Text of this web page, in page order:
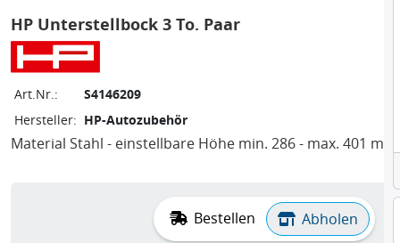
HP Unterstellbock 3 To. Paar
Art.Nr.:
S4146209
Hersteller: HP-Autozubehör
Material Stahl - einstellbare Höhe min. 286 - max. 401 mm
Bestellen Abholen